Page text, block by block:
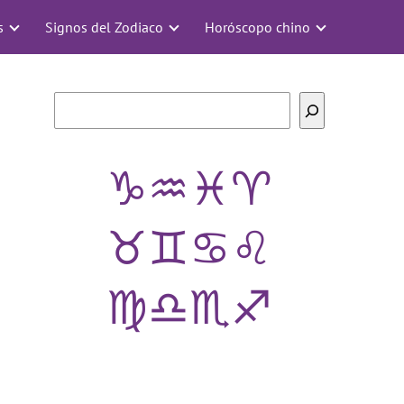
Signos del Zodiaco Horóscopo chino
♑♒♓♈
♉♊♋♌
♍♎♏♐